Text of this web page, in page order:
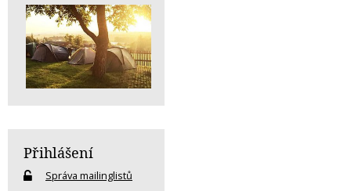
Přihlášení
Správa mailinglistů